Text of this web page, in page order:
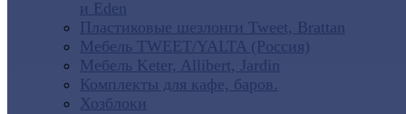
и Eden
Пластиковые шезлонги Tweet, Brattan
Мебель TWEET/YALTA (Россия)
Мебель Keter, Allibert, Jardin
Комплекты для кафе, баров.
Хозблоки